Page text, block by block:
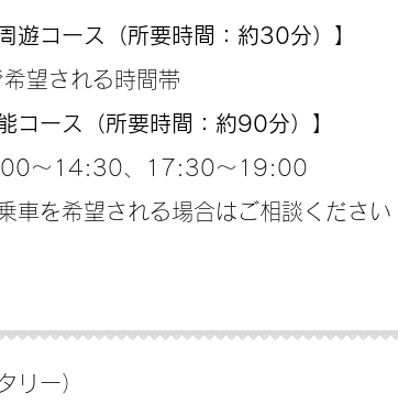
遊コース（所要時間：約30分）】
望される時間帯
コース（所要時間：約90分）】
～14:30、17:30～19:00
車を希望される場合はご相談ください
リー）